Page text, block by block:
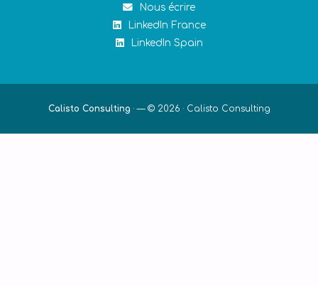
Nous écrire
LinkedIn France
LinkedIn Spain
Calisto Consulting ·— © 2026 · Calisto Consulting